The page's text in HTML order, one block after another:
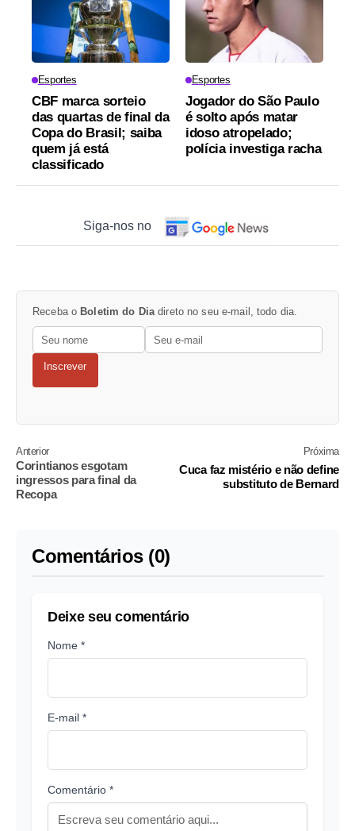
Esportes
CBF marca sorteio
das quartas de final da
Copa do Brasil; saiba
quem já está
classificado
Esportes
Jogador do São Paulo
é solto após matar
idoso atropelado;
polícia investiga racha
Siga-nos no
Receba o Boletim do Dia direto no seu e-mail, todo dia.
Inscrever
Anterior
Corintianos esgotam
ingressos para final da
Recopa
Próxima
Cuca faz mistério e não define
substituto de Bernard
Comentários (0)
Deixe seu comentário
Nome *
E-mail *
Comentário *